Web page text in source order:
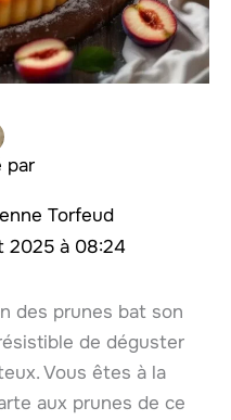
par
Torfeud
2025 à 08:24
des prunes bat son
de déguster
Vous êtes à la
aux prunes de ce